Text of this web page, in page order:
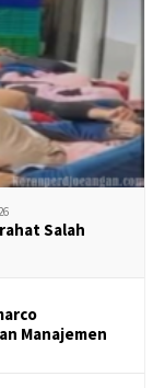
Salah
Manajemen